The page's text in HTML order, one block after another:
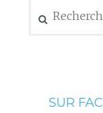
SUR